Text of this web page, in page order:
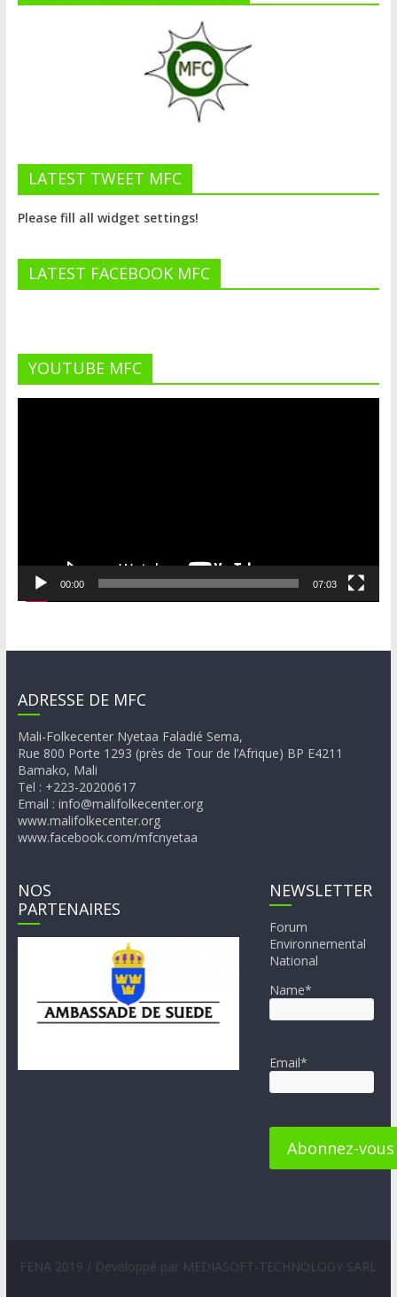
LATEST TWEET MFC
Please fill all widget settings!
LATEST FACEBOOK MFC
YOUTUBE MFC
00:00 07:03
ADRESSE DE MFC
Mali-Folkecenter Nyetaa Faladié Sema,
Rue 800 Porte 1293 (près de Tour de l’Afrique) BP E4211
Bamako, Mali
Tel : +223-20200617
Email : info@malifolkecenter.org
www.malifolkecenter.org
www.facebook.com/mfcnyetaa
NOS
PARTENAIRES
NEWSLETTER
Forum
Environnemental
National
Name*
Email*
FENA 2019 / Developpé par MEDIASOFT-TECHNOLOGY SARL